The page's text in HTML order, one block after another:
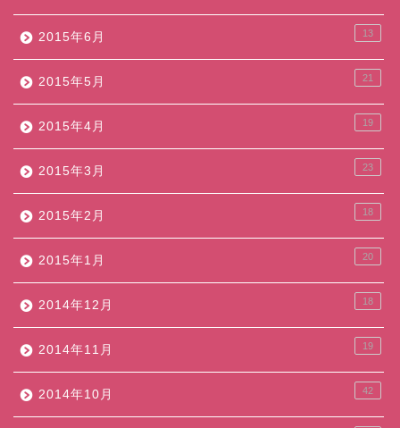
2015年6月 13
2015年5月 21
2015年4月 19
2015年3月 23
2015年2月 18
2015年1月 20
2014年12月 18
2014年11月 19
2014年10月 42